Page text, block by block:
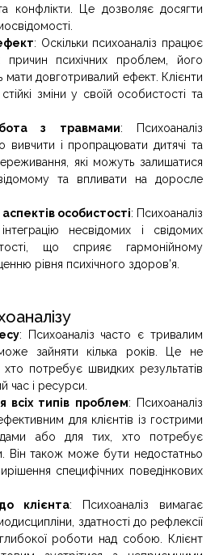
конфлікти. Це дозволяє досягти
: Оскільки психоаналіз працює
причин психічних проблем, його
мати довготривалий ефект. Клієнти
зміни у своїй особистості та
з травмами: Психоаналіз
вивчити і пропрацювати дитячі та
які можуть залишатися
та впливати на доросле
аспектів особистості: Психоаналіз
несвідомих і свідомих
що сприяє гармонійному
рівня психічного здоров’я.
: Психоаналіз часто є тривалим
зайняти кілька років. Це не
хто потребує швидких результатів
час і ресурси.
всіх типів проблем: Психоаналіз
для клієнтів із гострими
або для тих, хто потребує
Він також може бути недостатньо
специфічних поведінкових
клієнта: Психоаналіз вимагає
здатності до рефлексії
роботи над собою. Клієнт